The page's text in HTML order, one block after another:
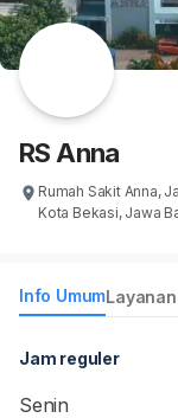
RS Anna
Rumah Sakit Anna,
Kota Bekasi, Jawa
Info Umum
Jam reguler
Senin